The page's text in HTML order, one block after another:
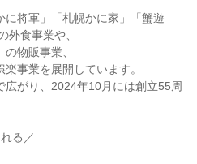
将軍」「札幌かに家」「蟹遊
外食事業や、
物販事業、
楽事業を展開しています。
がり、2024年10月には創立55周
る／